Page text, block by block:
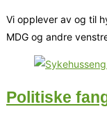
Vi opplever av og til
MDG og andre
Politiske